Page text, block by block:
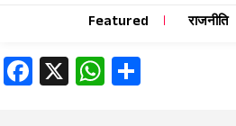
Featured राजनीति
Facebook
X WhatsApp